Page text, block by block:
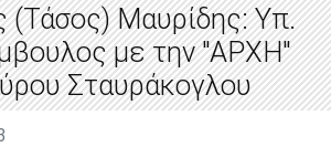
(Τάσος) Μαυρίδης: Υπ.
με την "ΑΡΧΗ"
Σταυράκογλου